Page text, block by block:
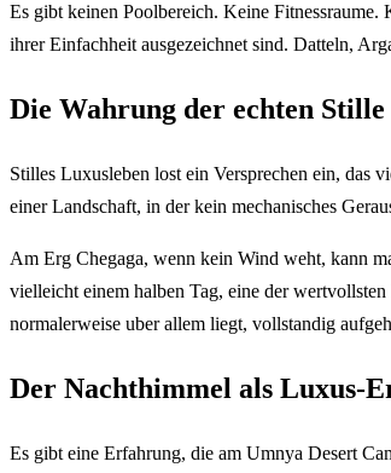
Es gibt keinen Poolbereich. Keine Fitnessraume.
ihrer Einfachheit ausgezeichnet sind. Datteln,
Die Wahrung der echten Stille
Stilles Luxusleben lost ein Versprechen ein, das
einer Landschaft, in der kein mechanisches
Am Erg Chegaga, wenn kein Wind weht, kann
vielleicht einem halben Tag, eine der
normalerweise uber allem liegt, vollstandig
Der Nachthimmel als Luxus-
Es gibt eine Erfahrung, die am Umnya Desert